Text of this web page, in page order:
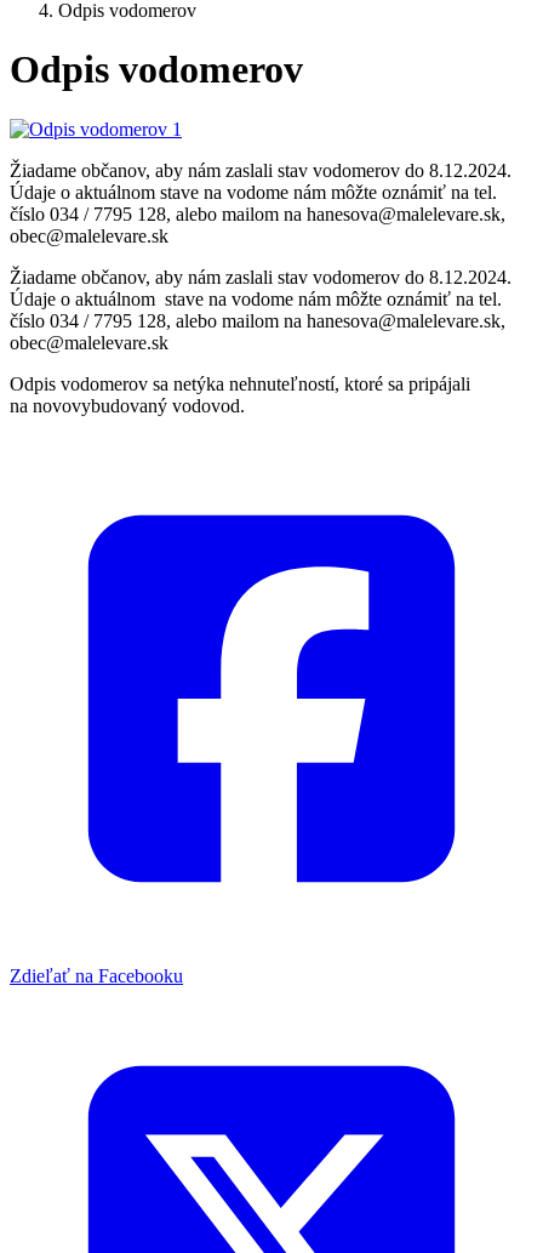
Odpis vodomerov
Odpis vodomerov
Žiadame občanov, aby nám zaslali stav vodomerov do 8.12.2024.
Údaje o aktuálnom stave na vodome nám môžte oznámiť na tel.
číslo 034 / 7795 128, alebo mailom na hanesova@malelevare.sk,
obec@malelevare.sk
Žiadame občanov, aby nám zaslali stav vodomerov do 8.12.2024.
Údaje o aktuálnom stave na vodome nám môžte oznámiť na tel.
číslo 034 / 7795 128, alebo mailom na hanesova@malelevare.sk,
obec@malelevare.sk
Odpis vodomerov sa netýka nehnuteľností, ktoré sa pripájali
na novovybudovaný vodovod.
Zdieľať na Facebooku